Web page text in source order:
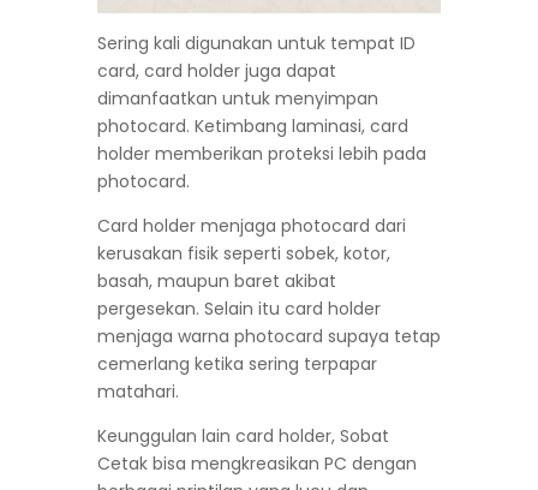
Sering kali digunakan untuk tempat ID
card, card holder juga dapat
dimanfaatkan untuk menyimpan
photocard. Ketimbang laminasi, card
holder memberikan proteksi lebih pada
photocard.
Card holder menjaga photocard dari
kerusakan fisik seperti sobek, kotor,
basah, maupun baret akibat
pergesekan. Selain itu card holder
menjaga warna photocard supaya tetap
cemerlang ketika sering terpapar
matahari.
Keunggulan lain card holder, Sobat
Cetak bisa mengkreasikan PC dengan